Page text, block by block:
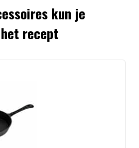
kun je
recept